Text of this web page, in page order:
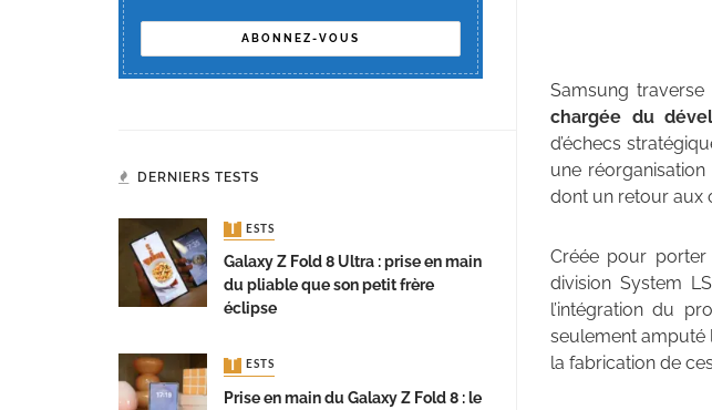
Samsung traverse
chargée du
d’échecs
une
dont un retour aux
Créée pour porter
division System
l’intégration du
seulement amputé
la fabrication de
DERNIERS TESTS
TESTS
Galaxy Z Fold 8 Ultra : prise en main
du pliable que son petit frère
éclipse
TESTS
Prise en main du Galaxy Z Fold 8 : le